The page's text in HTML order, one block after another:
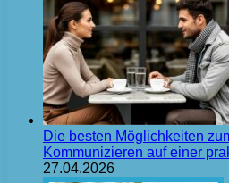
Die besten Möglichkeiten
Kommunizieren auf einer
27.04.2026